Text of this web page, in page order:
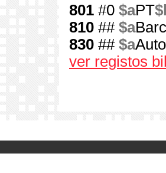
801 #0 $aPT
810 ## $a
830 ## $a
ver registos